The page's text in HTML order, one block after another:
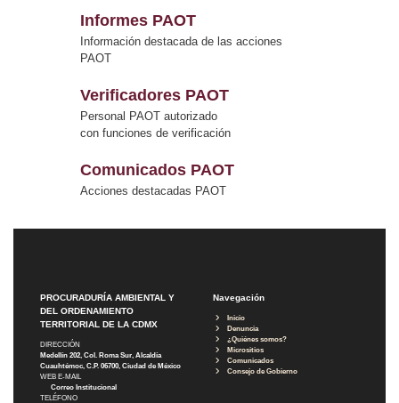
Informes PAOT
Información destacada de las acciones
PAOT
Verificadores PAOT
Personal PAOT autorizado
con funciones de verificación
Comunicados PAOT
Acciones destacadas PAOT
PROCURADURÍA AMBIENTAL Y
DEL ORDENAMIENTO
TERRITORIAL DE LA CDMX
DIRECCIÓN
Medellín 202, Col. Roma Sur, Alcaldía
Cuauhtémoc, C.P. 06700, Ciudad de México
WEB E-MAIL
Correo Institucional
TELÉFONO
Navegación
Inicio
Denuncia
¿Quiénes somos?
Micrositios
Comunicados
Consejo de Gobierno